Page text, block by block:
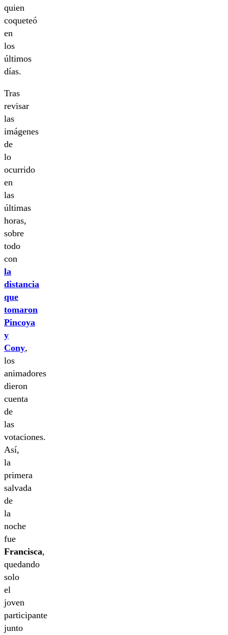
quien
coqueteó
en
los
últimos
días.
Tras
revisar
las
imágenes
de
lo
ocurrido
en
las
últimas
horas,
sobre
todo
con
la
distancia
que
tomaron
Pincoya
y
Cony,
los
animadores
dieron
cuenta
de
las
votaciones.
Así,
la
primera
salvada
de
la
noche
fue
Francisca,
quedando
solo
el
joven
participante
junto